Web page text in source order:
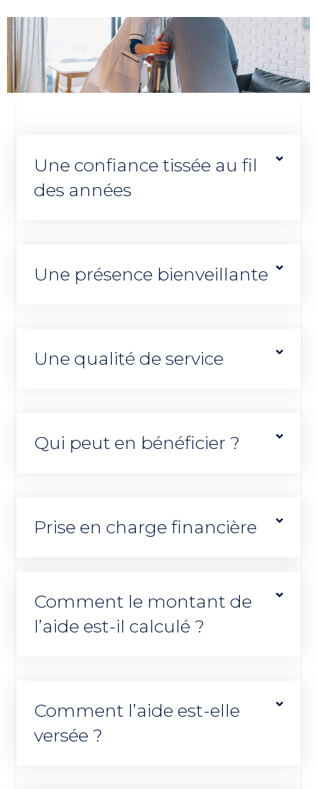
Une confiance tissée au fil
des années
Une présence bienveillante
Une qualité de service
Qui peut en bénéficier ?
Prise en charge financière
Comment le montant de
l’aide est-il calculé ?
Comment l’aide est-elle
versée ?